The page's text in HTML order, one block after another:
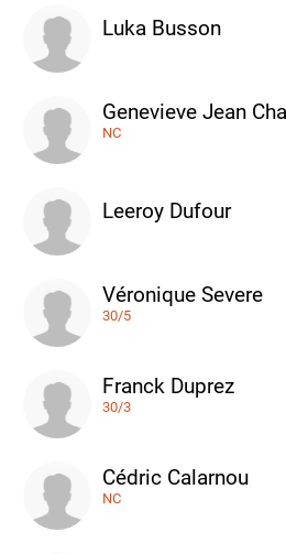
Luka Busson
Genevieve Jean
NC
Leeroy Dufour
Véronique Severe
30/5
Franck Duprez
30/3
Cédric Calarnou
NC